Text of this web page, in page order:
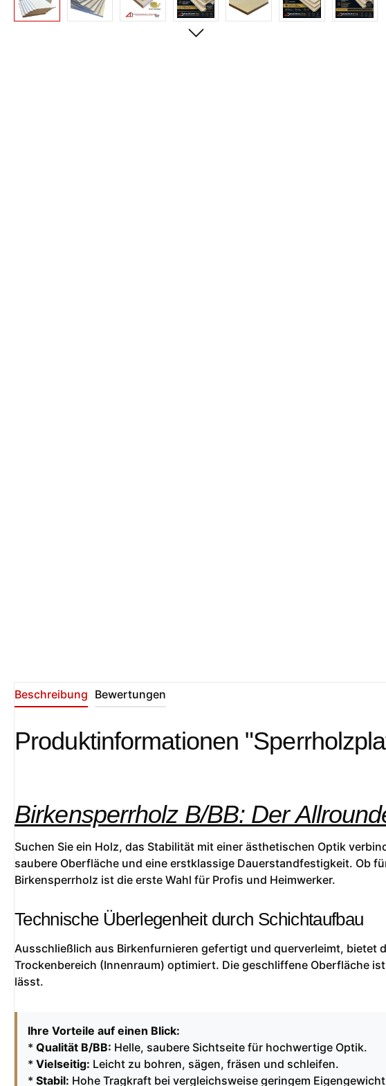
Beschreibung Bewertungen
Produktinformationen
Birkensperrholz B/BB: Der
Suchen Sie ein Holz, das Stabilität mit einer ästhetischen Optik
saubere Oberfläche und eine erstklassige Dauerstandfestigkeit. Ob
Birkensperrholz ist die erste Wahl für Profis und Heimwerker.
Technische Überlegenheit durch Schichtaufbau
Ausschließlich aus Birkenfurnieren gefertigt und querverleimt, bietet
Trockenbereich (Innenraum) optimiert. Die geschliffene Oberfläche
lässt.
Ihre Vorteile auf einen Blick:
* Qualität B/BB: Helle, saubere Sichtseite für hochwertige Optik.
* Vielseitig: Leicht zu bohren, sägen, fräsen und schleifen.
* Stabil: Hohe Tragkraft bei vergleichsweise geringem